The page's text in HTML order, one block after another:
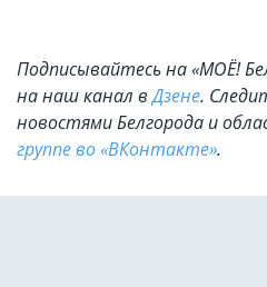
Подписывайтесь на «МОЁ!
на наш канал вДзене.
новостями Белгорода и
группе во «ВКонтакте».